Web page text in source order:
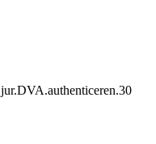
jur.DVA.authenticeren.30